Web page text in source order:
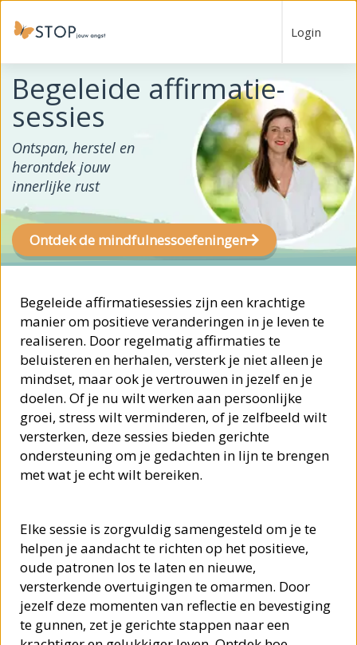
Login
Begeleide affirmatie-
sessies
Ontspan, herstel en
herontdek jouw
innerlijke rust
Ontdek de mindfulnessoefeningen
Begeleide affirmatiesessies zijn een krachtige
manier om positieve veranderingen in je leven te
realiseren. Door regelmatig affirmaties te
beluisteren en herhalen, versterk je niet alleen je
mindset, maar ook je vertrouwen in jezelf en je
doelen. Of je nu wilt werken aan persoonlijke
groei, stress wilt verminderen, of je zelfbeeld wilt
versterken, deze sessies bieden gerichte
ondersteuning om je gedachten in lijn te brengen
met wat je echt wilt bereiken.
Elke sessie is zorgvuldig samengesteld om je te
helpen je aandacht te richten op het positieve,
oude patronen los te laten en nieuwe,
versterkende overtuigingen te omarmen. Door
jezelf deze momenten van reflectie en bevestiging
te gunnen, zet je gerichte stappen naar een